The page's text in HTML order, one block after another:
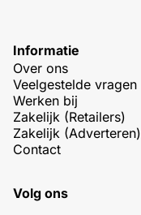
Informatie
Over ons
Veelgestelde vragen
Werken bij
Zakelijk (Retailers)
Zakelijk (Adverteren)
Contact
Volg ons